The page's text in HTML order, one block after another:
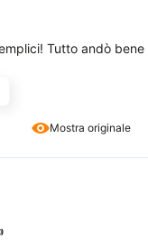
Mostra originale
Tutto andò bene